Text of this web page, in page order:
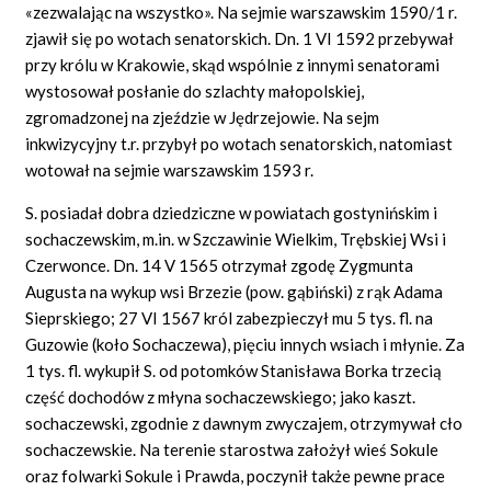
«zezwalając na wszystko». Na sejmie warszawskim 1590/1 r.
zjawił się po wotach senatorskich. Dn. 1 VI 1592 przebywał
przy królu w Krakowie, skąd wspólnie z innymi senatorami
wystosował posłanie do szlachty małopolskiej,
zgromadzonej na zjeździe w Jędrzejowie. Na sejm
inkwizycyjny t.r. przybył po wotach senatorskich, natomiast
wotował na sejmie warszawskim 1593 r.
S. posiadał dobra dziedziczne w powiatach gostynińskim i
sochaczewskim, m.in. w Szczawinie Wielkim, Trębskiej Wsi i
Czerwonce. Dn. 14 V 1565 otrzymał zgodę Zygmunta
Augusta na wykup wsi Brzezie (pow. gąbiński) z rąk Adama
Sieprskiego; 27 VI 1567 król zabezpieczył mu 5 tys. fl. na
Guzowie (koło Sochaczewa), pięciu innych wsiach i młynie. Za
1 tys. fl. wykupił S. od potomków Stanisława Borka trzecią
część dochodów z młyna sochaczewskiego; jako kaszt.
sochaczewski, zgodnie z dawnym zwyczajem, otrzymywał cło
sochaczewskie. Na terenie starostwa założył wieś Sokule
oraz folwarki Sokule i Prawda, poczynił także pewne prace